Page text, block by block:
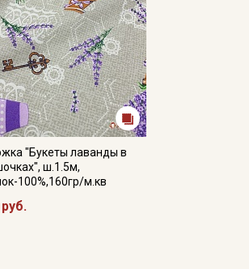
"Букеты лаванды в
ш.1.5м,
100%,160гр/м.кв
сПолитикой обработки персональных
на обработку персональных
на получение рекламных и
рассылок